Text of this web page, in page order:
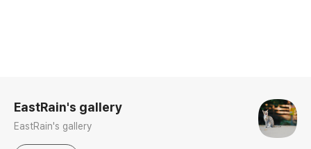
EastRain's gallery
EastRain's gallery